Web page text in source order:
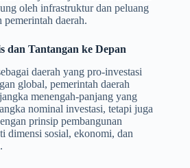
oleh infrastruktur dan peluang
daerah.
dan Tantangan ke Depan
daerah yang pro-investasi
global, pemerintah daerah
menengah-panjang yang
nominal investasi, tetapi juga
prinsip pembangunan
dimensi sosial, ekonomi, dan